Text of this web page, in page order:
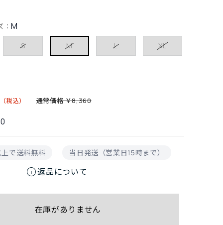
： M
S M L XL
で送料無料 当日発送（営業日15時まで）
info返品について
通常価格 ￥8,360
在庫がありません